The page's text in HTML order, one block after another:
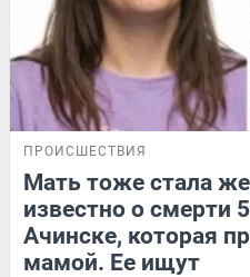
ПРОИСШЕСТВИЯ
Мать тоже стала
известно о смерти
Ачинске, которая
мамой. Ее ищут